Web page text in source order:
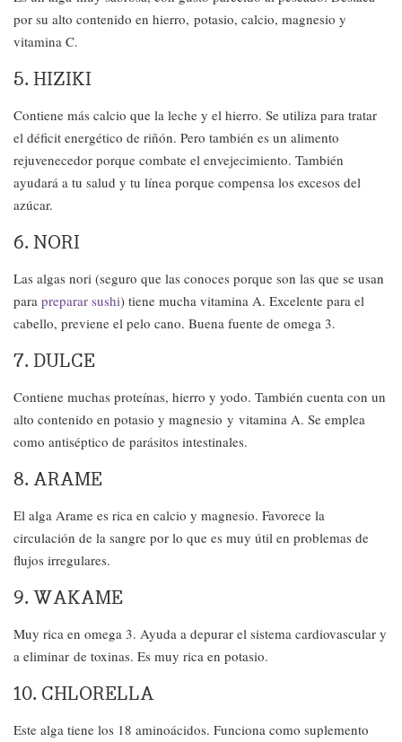
por su alto contenido en hierro, potasio, calcio, magnesio y
vitamina C.
5. HIZIKI
Contiene más calcio que la leche y el hierro. Se utiliza para tratar
el déficit energético de riñón. Pero también es un alimento
rejuvenecedor porque combate el envejecimiento. También
ayudará a tu salud y tu línea porque compensa los excesos del
azúcar.
6. NORI
Las algas nori (seguro que las conoces porque son las que se usan
para preparar sushi) tiene mucha vitamina A. Excelente para el
cabello, previene el pelo cano. Buena fuente de omega 3.
7. DULCE
Contiene muchas proteínas, hierro y yodo. También cuenta con un
alto contenido en potasio y magnesio y vitamina A. Se emplea
como antiséptico de parásitos intestinales.
8. ARAME
El alga Arame es rica en calcio y magnesio. Favorece la
circulación de la sangre por lo que es muy útil en problemas de
flujos irregulares.
9. WAKAME
Muy rica en omega 3. Ayuda a depurar el sistema cardiovascular y
a eliminar de toxinas. Es muy rica en potasio.
10. CHLORELLA
Este alga tiene los 18 aminoácidos. Funciona como suplemento